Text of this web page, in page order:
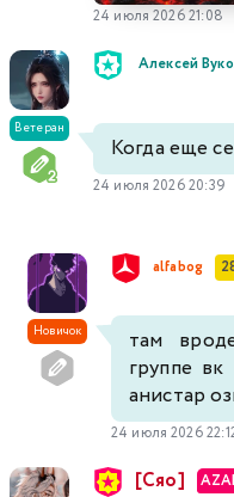
24 июля 2026 21:08
Ветеран
Алексей
Когда еще
24 июля 2026 20:39
Новичок
alfabog
там
группе
анистар
24 июля 2026
[Сяо]